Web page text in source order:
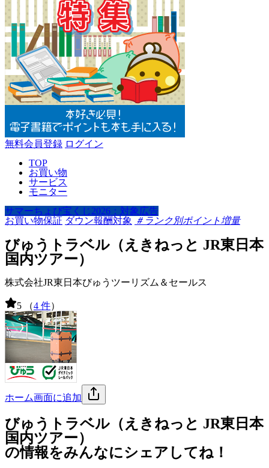
無料会員登録 ログイン
TOP
お買い物
サービス
モニター
サマーちょび宝くじ2026：対象広告
お買い物保証 ダウン報酬対象 ＃ランク別ポイント増量
びゅうトラベル（えきねっと JR東日本
国内ツアー）
株式会社JR東日本びゅうツーリズム＆セールス
5 （4 件）
ホーム画面に追加
びゅうトラベル（えきねっと JR東日本
国内ツアー）
の情報をみんなにシェアしてね！